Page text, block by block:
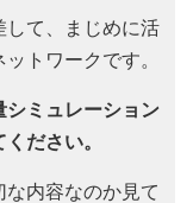
して、まじめに活
トワークです。
シミュレーション
ださい。
な内容なのか見て